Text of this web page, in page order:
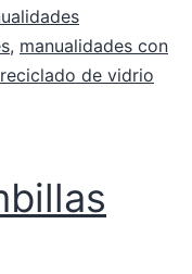
, manualidades con
reciclado de vidrio